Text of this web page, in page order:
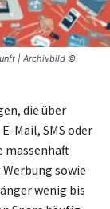
| Archivbild ©
die über
Mail, SMS oder
massenhaft
sowie
wenig bis